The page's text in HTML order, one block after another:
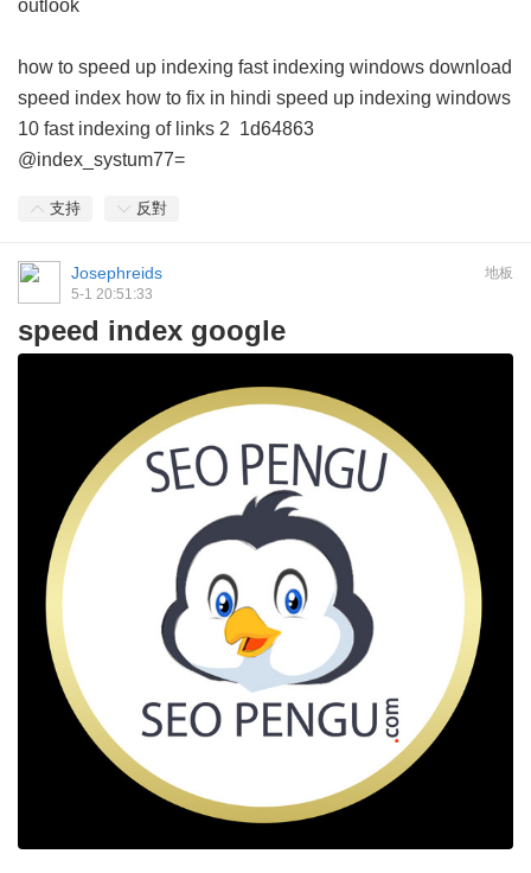
outlook
how to speed up indexing fast indexing windows download
speed index how to fix in hindi speed up indexing windows
10 fast indexing of links 2 1d64863
@index_systum77=
支持 反對
地板
Josephreids
5-1 20:51:33
speed index google